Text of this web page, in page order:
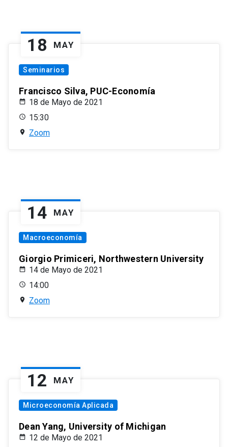
18 MAY
Seminarios
Francisco Silva, PUC-Economía
18 de Mayo de 2021
15:30
Zoom
14 MAY
Macroeconomía
Giorgio Primiceri, Northwestern University
14 de Mayo de 2021
14:00
Zoom
12 MAY
Microeconomía Aplicada
Dean Yang, University of Michigan
12 de Mayo de 2021